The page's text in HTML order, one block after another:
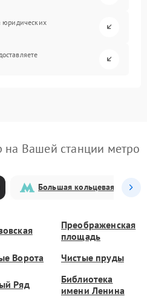
юридических
Вашей станции метро
Большая кольцевая
Преображенская
площадь
Ворота Чистые пруды
Ряд
Библиотека
имени Ленина